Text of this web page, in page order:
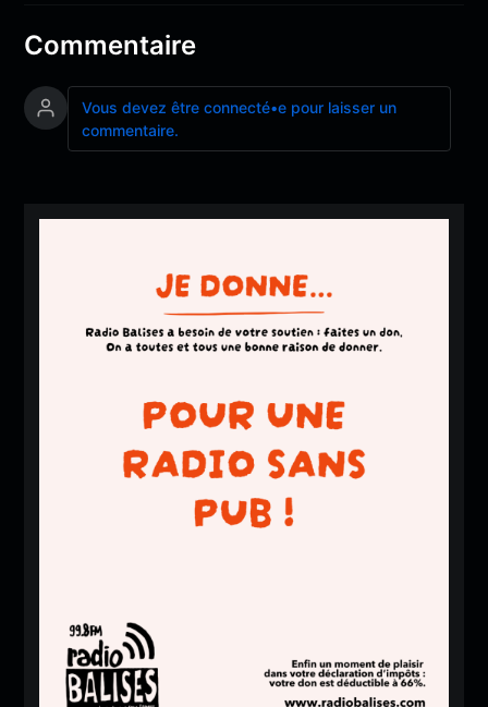
Commentaire
Vous devez être connecté•e pour laisser un
commentaire.